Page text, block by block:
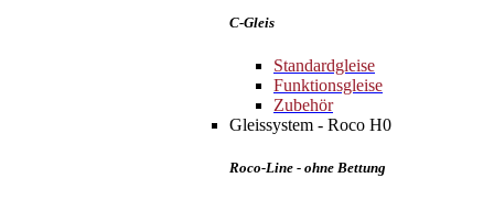
C-Gleis
Standardgleise
Funktionsgleise
Zubehör
Gleissystem - Roco H0
Roco-Line - ohne Bettung